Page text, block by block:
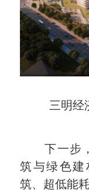
三明经济
下一步，
筑与绿色建
筑、超低能